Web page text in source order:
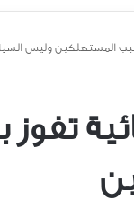
بسبب المستهلكين وليس